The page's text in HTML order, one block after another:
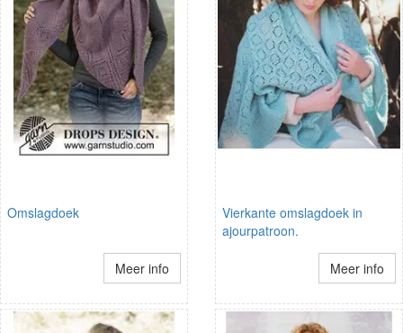
Omslagdoek
Meer info
Vierkante omslagdoek in
ajourpatroon.
Meer info